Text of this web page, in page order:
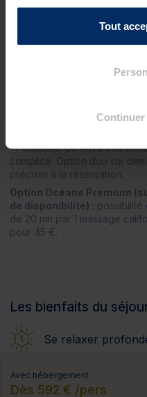
Tout
Continuer
Avec hébergement
Dès 592 € /pers
matelas d'eau chauffant ?
1 bain hydromassant aux
1 massage zen* (20 mn) ?
*Possibilité de vivre ces
complice. Option duo sur
préciser à la réservation.
Option Océane Premium
de disponibilité) : possibilité
de 20 mn par 1 massage
pour 45 €.
Les bienfaits du
Se relaxer
Se revitaliser par la